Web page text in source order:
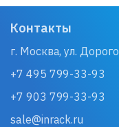
Контакты
г. Москва, ул.
+7 495 799-33-93
+7 903 799-33-93
sale@inrack.ru